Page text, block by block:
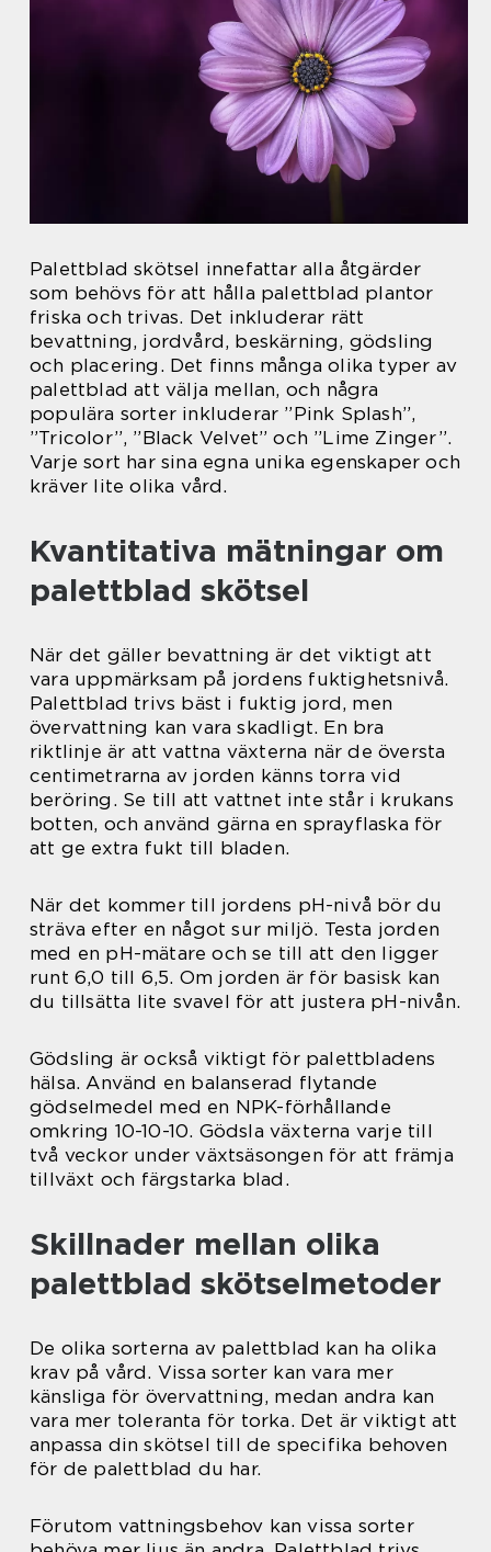
Palettblad skötsel innefattar alla åtgärder
som behövs för att hålla palettblad plantor
friska och trivas. Det inkluderar rätt
bevattning, jordvård, beskärning, gödsling
och placering. Det finns många olika typer av
palettblad att välja mellan, och några
populära sorter inkluderar ”Pink Splash”,
”Tricolor”, ”Black Velvet” och ”Lime Zinger”.
Varje sort har sina egna unika egenskaper och
kräver lite olika vård.
Kvantitativa mätningar om
palettblad skötsel
När det gäller bevattning är det viktigt att
vara uppmärksam på jordens fuktighetsnivå.
Palettblad trivs bäst i fuktig jord, men
övervattning kan vara skadligt. En bra
riktlinje är att vattna växterna när de översta
centimetrarna av jorden känns torra vid
beröring. Se till att vattnet inte står i krukans
botten, och använd gärna en sprayflaska för
att ge extra fukt till bladen.
När det kommer till jordens pH-nivå bör du
sträva efter en något sur miljö. Testa jorden
med en pH-mätare och se till att den ligger
runt 6,0 till 6,5. Om jorden är för basisk kan
du tillsätta lite svavel för att justera pH-nivån.
Gödsling är också viktigt för palettbladens
hälsa. Använd en balanserad flytande
gödselmedel med en NPK-förhållande
omkring 10-10-10. Gödsla växterna varje till
två veckor under växtsäsongen för att främja
tillväxt och färgstarka blad.
Skillnader mellan olika
palettblad skötselmetoder
De olika sorterna av palettblad kan ha olika
krav på vård. Vissa sorter kan vara mer
känsliga för övervattning, medan andra kan
vara mer toleranta för torka. Det är viktigt att
anpassa din skötsel till de specifika behoven
för de palettblad du har.
Förutom vattningsbehov kan vissa sorter